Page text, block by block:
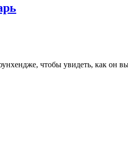
чтобы увидеть, как он